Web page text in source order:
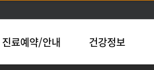
본문바로가기
진료예약/안내 건강정보